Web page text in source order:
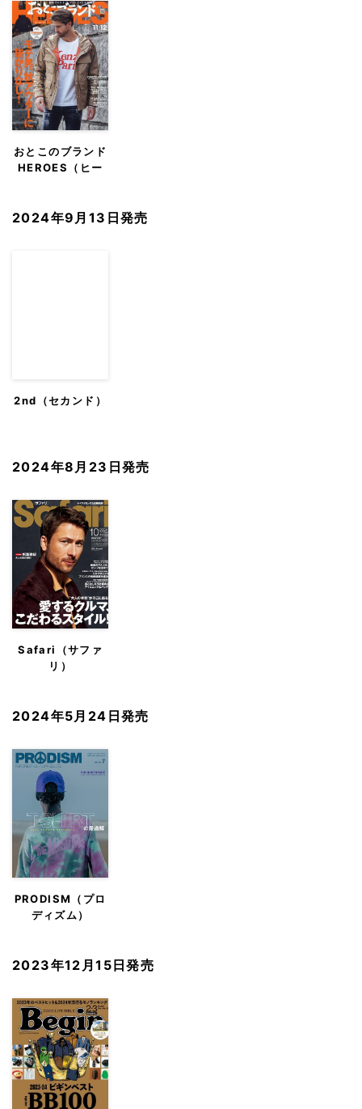
おとこのブランド
HEROES（ヒー
2024年9月13日発売
2nd（セカンド）
2024年8月23日発売
Safari（サファ
リ）
2024年5月24日発売
PRODISM（プロ
ディズム）
2023年12月15日発売